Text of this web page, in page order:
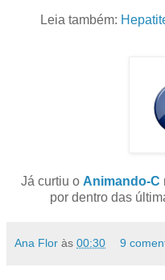
Leia também:
Já curtiu o Animando-C
por dentro das
Ana Flor às 00:30 9